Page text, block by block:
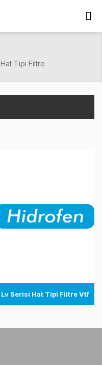
Hat Tipi Filtre
Lv Serisi Hat Tipi Filtre Vtf